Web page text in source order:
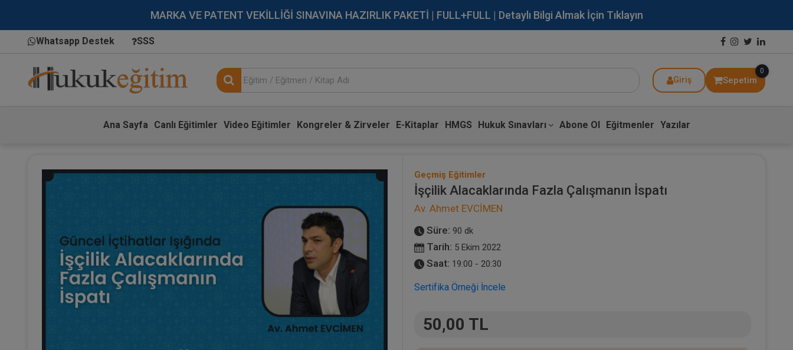
MARKA VE PATENT VEKİLLİĞİ SINAVINA HAZIRLIK PAKETİ | FULL+FULL | Detaylı Bilgi Almak İçin Tıklayın
Whatsapp Destek SSS
Giriş Sepetim
0
Ana Sayfa Canlı Eğitimler Video Eğitimler Kongreler & Zirveler E-Kitaplar HMGS Hukuk Sınavları Abone Ol Eğitmenler Yazılar
Geçmiş Eğitimler
İşçilik Alacaklarında Fazla Çalışmanın İspatı
Av. Ahmet EVCİMEN
Süre: 90 dk
Tarih: 5 Ekim 2022
Saat: 19:00 - 20:30
Sertifika Örneği İncele
50,00 TL